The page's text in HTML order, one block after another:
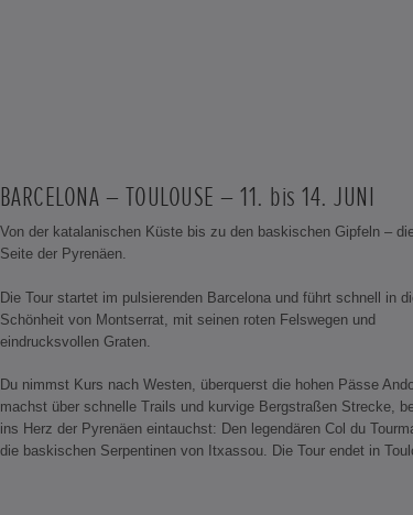
BARCELONA – TOULOUSE – 11. bis 14. JUNI
Von der katalanischen Küste bis zu den baskischen Gipfeln –
Seite der Pyrenäen.
Die Tour startet im pulsierenden Barcelona und führt schnell in
Schönheit von Montserrat, mit seinen roten Felswegen und
eindrucksvollen Graten.
Du nimmst Kurs nach Westen, überquerst die hohen Pässe
machst über schnelle Trails und kurvige Bergstraßen Strecke,
ins Herz der Pyrenäen eintauchst: Den legendären Col du
die baskischen Serpentinen von Itxassou. Die Tour endet in